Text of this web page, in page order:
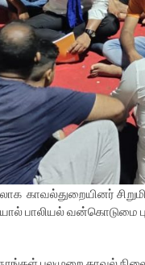
காவல்துறையினர்
பாலியல் வன்கொடுமை